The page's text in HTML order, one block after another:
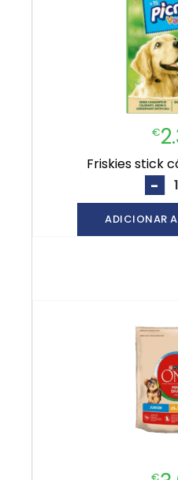
€
friskies stick
-
ADICIONAR